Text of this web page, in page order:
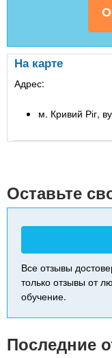
На карте
Адрес:
м. Кривий Ріг,
Оставьте
Все отзывы
только отзывы от
обучение.
Последние